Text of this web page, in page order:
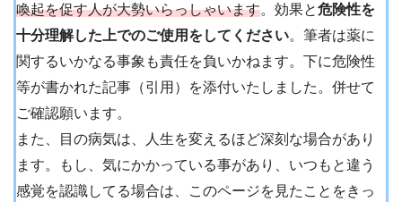
喚起を促す人が大勢いらっしゃいます。効果と危険性を
十分理解した上でのご使用をしてください。筆者は薬に
関するいかなる事象も責任を負いかねます。下に危険性
等が書かれた記事（引用）を添付いたしました。併せて
ご確認願います。
また、目の病気は、人生を変えるほど深刻な場合があり
ます。もし、気にかかっている事があり、いつもと違う
感覚を認識してる場合は、このページを見たことをきっ